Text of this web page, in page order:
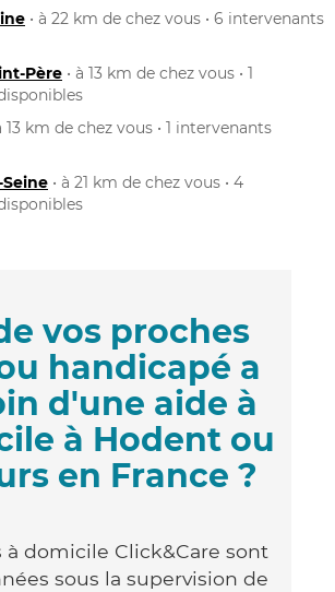
• à 22 km de chez vous • 6 intervenants
Père • à 13 km de chez vous • 1
13 km de chez vous • 1 intervenants
• à 21 km de chez vous • 4
vos proches
handicapé a
d'une aide à
à Hodent ou
en France ?
à domicile Click&Care sont
sous la supervision de